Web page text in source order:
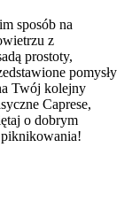
sposób na
z
prostoty,
pomysły
Twój kolejny
Caprese,
o dobrym